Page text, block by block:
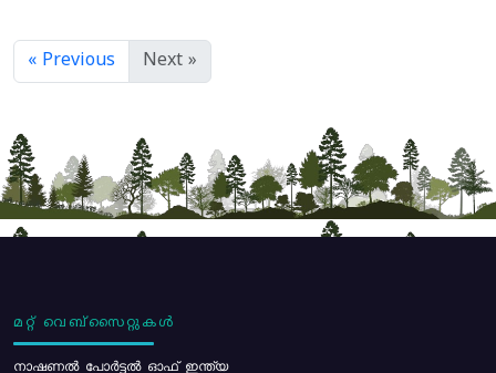
« Previous Next »
മറ്റ് വെബ്സൈറ്റുകൾ
നാഷണൽ പോർട്ടൽ ഓഫ് ഇന്ത്യ